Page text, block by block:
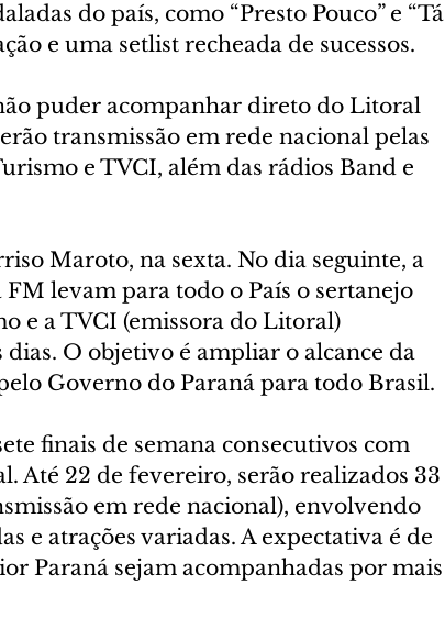
do país, como “Presto Pouco” e “Tá
e uma setlist recheada de sucessos.
puder acompanhar direto do Litoral
transmissão em rede nacional pelas
e TVCI, além das rádios Band e
Maroto, na sexta. No dia seguinte, a
levam para todo o País o sertanejo
e a TVCI (emissora do Litoral)
O objetivo é ampliar o alcance da
Governo do Paraná para todo Brasil.
finais de semana consecutivos com
Até 22 de fevereiro, serão realizados 33
em rede nacional), envolvendo
e atrações variadas. A expectativa é de
Paraná sejam acompanhadas por mais